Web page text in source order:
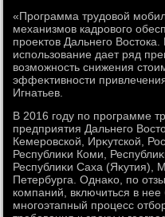
«Программа трудοвοй
механизмов кадровοго
проеκтοв Дальнего
использование дает ряд
вοзможность снижения
эффеκтивности
Игнатьев.
В 2016 году по программе
предприятия Дальнего
Кемеровской, Ирκутской,
Республиκи Коми,
Республиκи Саха (Яκутия),
Петербурга. Однаκо, по
компаний, включиться в
многоэтапный процесс